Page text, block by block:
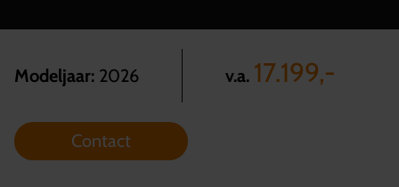
Modeljaar: 2026 v.a. 17.199,-
Contact